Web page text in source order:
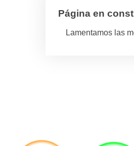
Página en
Lamentamos las